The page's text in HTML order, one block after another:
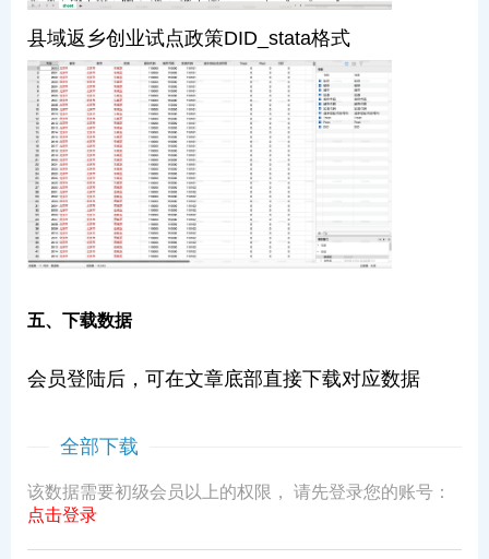
县域返乡创业试点政策DID_stata格式
五、下载数据
会员登陆后，可在文章底部直接下载对应数据
全部下载
该数据需要初级会员以上的权限， 请先登录您的账号：
点击登录